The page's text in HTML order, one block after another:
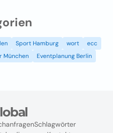
Sport Hamburg wort
ecc
München
Eventplanung Berlin
Schlagwörter